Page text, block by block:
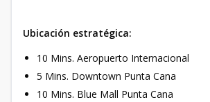
Ubicación estratégica:
10 Mins. Aeropuerto Internacional
5 Mins. Downtown Punta Cana
10 Mins. Blue Mall Punta Cana